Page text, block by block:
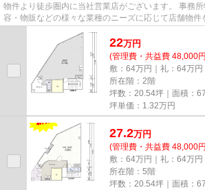
物件より徒歩圏内に当社営業店がございます。 事務
容・物販などの様々な業種のニーズに応じて店舗物件
尚、弊社ではおとり広告は一切...
22万円
(管理費・共益費 48,000
敷：64万円｜礼：64万円
所在階：2階
坪数：20.54坪｜面積：
坪単価： 1.32万円
27.2万円
(管理費・共益費 48,000
敷：64万円｜礼：64万円
所在階：5階
坪数：20.54坪｜面積：